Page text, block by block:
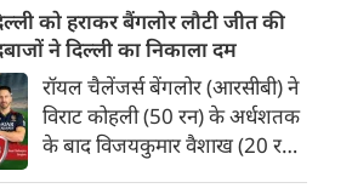
बल्लेबाजी करते हुए राजस्थान
रॉयल्स ने 20 ओवरों में 213 रन
बनाए लेकिन यह भी कम पड़ गए।
मुंबई इंडियन्स ने 3 गेंदें रहते सिर्फ 4
विकेट खोकर इस पहाड़नुमा लक्ष्य को
पा लिया।
को हराकर बैंगलोर लौटी जीत की
ने दिल्ली का निकाला दम
रॉयल चैलेंजर्स बेंगलोर (आरसीबी) ने
विराट कोहली (50 रन) के अर्धशतक
के बाद विजयकुमार वैशाख (20 रन